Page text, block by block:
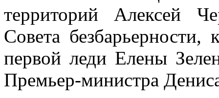
территорий Алексей
Совета безбарьерности,
первой леди Елены
Премьер-министра